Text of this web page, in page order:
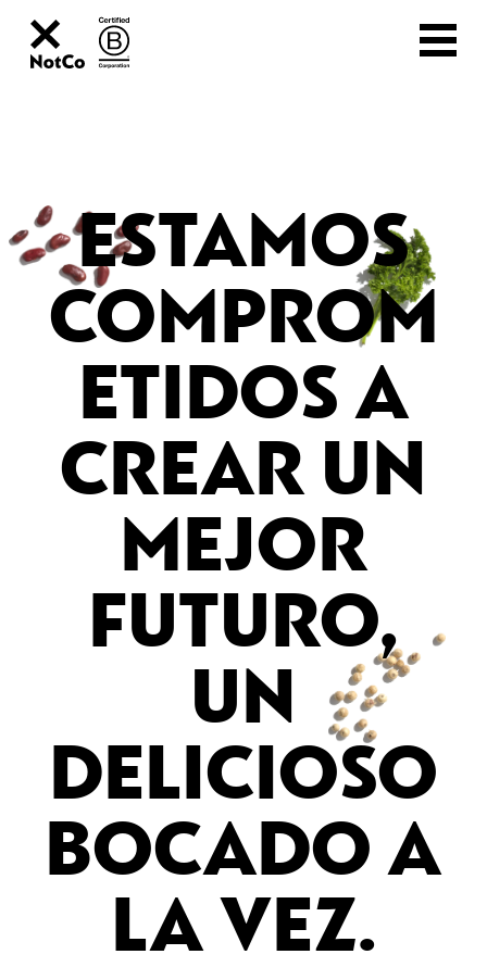
ESTAMOS
COMPROM
ETIDOS A
CREAR UN
MEJOR
FUTURO,
UN
DELICIOSO
BOCADO A
LA VEZ.